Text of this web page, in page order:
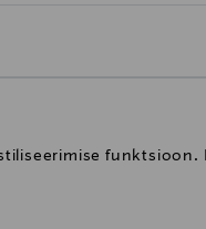
funktsioon.